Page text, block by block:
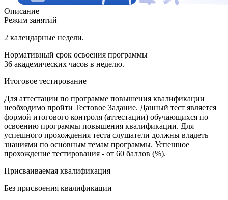
Описание
Режим занятий
2 календарные недели.
Нормативный срок освоения программы
36 академических часов в неделю.
Итоговое тестирование
Для аттестации по программе повышения квалификации
необходимо пройти Тестовое Задание. Данный тест является
формой итогового контроля (аттестации) обучающихся по
освоению программы повышения квалификации. Для
успешного прохождения теста слушатели должны владеть
знаниями по основным темам программы. Успешное
прохождение тестирования - от 60 баллов (%).
Присваиваемая квалификация
Без присвоения квалификации